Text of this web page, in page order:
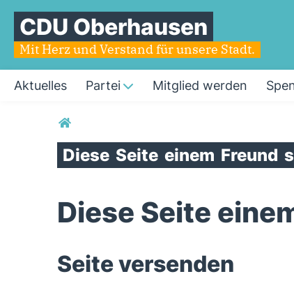
CDU Oberhausen
Mit Herz und Verstand für unsere Stadt.
Aktuelles Partei Mitglied werden
Sie sind hier
Diese Seite einem Freund
Diese Seite
Seite versenden